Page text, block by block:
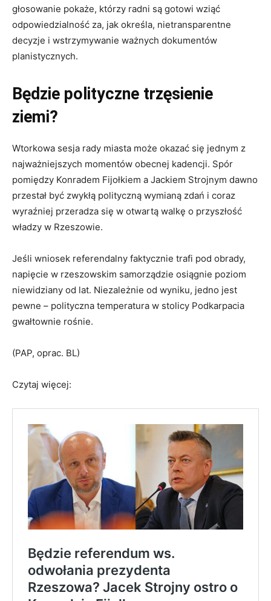
głosowanie pokaże, którzy radni są gotowi wziąć
odpowiedzialność za, jak określa, nietransparentne
decyzje i wstrzymywanie ważnych dokumentów
planistycznych.
Będzie polityczne trzęsienie
ziemi?
Wtorkowa sesja rady miasta może okazać się jednym z
najważniejszych momentów obecnej kadencji. Spór
pomiędzy Konradem Fijołkiem a Jackiem Strojnym dawno
przestał być zwykłą polityczną wymianą zdań i coraz
wyraźniej przeradza się w otwartą walkę o przyszłość
władzy w Rzeszowie.
Jeśli wniosek referendalny faktycznie trafi pod obrady,
napięcie w rzeszowskim samorządzie osiągnie poziom
niewidziany od lat. Niezależnie od wyniku, jedno jest
pewne – polityczna temperatura w stolicy Podkarpacia
gwałtownie rośnie.
(PAP, oprac. BL)
Czytaj więcej: